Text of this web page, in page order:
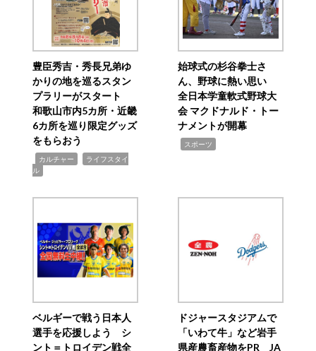
豊臣秀吉・秀長兄弟ゆ
かりの地を巡るスタン
プラリーがスタート
和歌山市内5カ所・近畿
6カ所を巡り限定グッズ
をもらおう
カルチャー
ライフスタイ
ル
始球式の杉谷拳士さ
ん、野球に熱い思い
全日本学童軟式野球大
会 マクドナルド・トー
ナメントが開幕
スポーツ
ベルギーで戦う日本人
選手を応援しよう シ
ント＝トロイデン戦全
ドジャースタジアムで
「いわて牛」など岩手
県産農畜産物をPR JA